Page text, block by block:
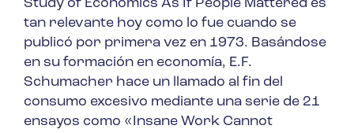
Study of Economics As If People Mattered es
tan relevante hoy como lo fue cuando se
publicó por primera vez en 1973. Basándose
en su formación en economía, E.F.
Schumacher hace un llamado al fin del
consumo excesivo mediante una serie de 21
ensayos como «Insane Work Cannot